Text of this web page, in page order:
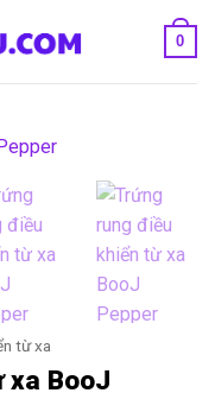
0
từ xa
xa BooJ